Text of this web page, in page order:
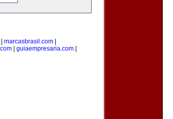
marcasbrasil.com
| guiaempresaria.com|